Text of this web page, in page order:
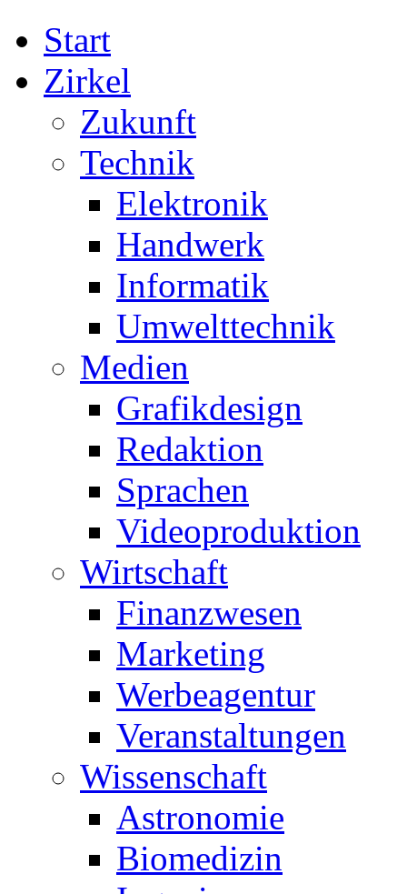
Start
Zirkel
Zukunft
Technik
Elektronik
Handwerk
Informatik
Umwelttechnik
Medien
Grafikdesign
Redaktion
Sprachen
Videoproduktion
Wirtschaft
Finanzwesen
Marketing
Werbeagentur
Veranstaltungen
Wissenschaft
Astronomie
Biomedizin